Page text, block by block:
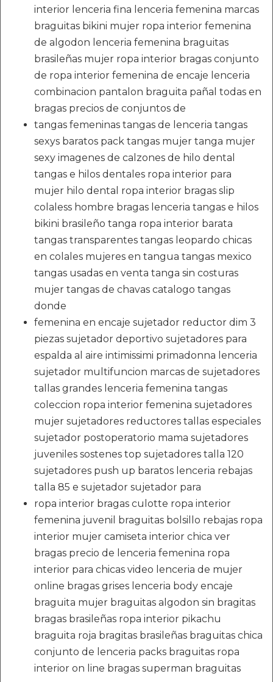
interior lenceria fina lenceria femenina marcas
braguitas bikini mujer ropa interior femenina
de algodon lenceria femenina braguitas
brasileñas mujer ropa interior bragas conjunto
de ropa interior femenina de encaje lenceria
combinacion pantalon braguita pañal todas en
bragas precios de conjuntos de
tangas femeninas tangas de lenceria tangas
sexys baratos pack tangas mujer tanga mujer
sexy imagenes de calzones de hilo dental
tangas e hilos dentales ropa interior para
mujer hilo dental ropa interior bragas slip
colaless hombre bragas lenceria tangas e hilos
bikini brasileño tanga ropa interior barata
tangas transparentes tangas leopardo chicas
en colales mujeres en tangua tangas mexico
tangas usadas en venta tanga sin costuras
mujer tangas de chavas catalogo tangas
donde
femenina en encaje sujetador reductor dim 3
piezas sujetador deportivo sujetadores para
espalda al aire intimissimi primadonna lenceria
sujetador multifuncion marcas de sujetadores
tallas grandes lenceria femenina tangas
coleccion ropa interior femenina sujetadores
mujer sujetadores reductores tallas especiales
sujetador postoperatorio mama sujetadores
juveniles sostenes top sujetadores talla 120
sujetadores push up baratos lenceria rebajas
talla 85 e sujetador sujetador para
ropa interior bragas culotte ropa interior
femenina juvenil braguitas bolsillo rebajas ropa
interior mujer camiseta interior chica ver
bragas precio de lenceria femenina ropa
interior para chicas video lenceria de mujer
online bragas grises lenceria body encaje
braguita mujer braguitas algodon sin bragitas
bragas brasileñas ropa interior pikachu
braguita roja bragitas brasileñas braguitas chica
conjunto de lenceria packs braguitas ropa
interior on line bragas superman braguitas